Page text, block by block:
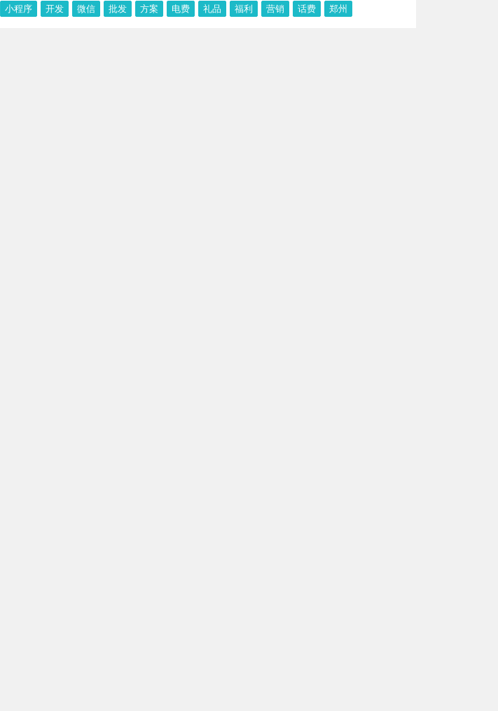
小程序 开发 微信 批发 方案 电费 礼品 福利 营销 话费 郑州